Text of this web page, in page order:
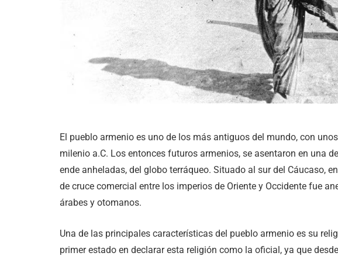
El pueblo armenio es uno de los más antiguos del mundo, con
milenio a.C. Los entonces futuros armenios, se asentaron en una
ende anheladas, del globo terráqueo. Situado al sur del Cáucaso,
de cruce comercial entre los imperios de Oriente y Occidente fue
árabes y otomanos.
Una de las principales características del pueblo armenio es su
primer estado en declarar esta religión como la oficial, ya que